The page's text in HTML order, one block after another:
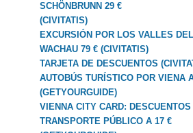
SCHÖNBRUNN 29 €
(CIVITATIS)
EXCURSIÓN POR LOS VALLES
WACHAU 79 € (CIVITATIS)
TARJETA DE DESCUENTOS
AUTOBÚS TURÍSTICO POR VIENA
(GETYOURGUIDE)
VIENNA CITY CARD: DESCUENTOS
TRANSPORTE PÚBLICO A 17 €